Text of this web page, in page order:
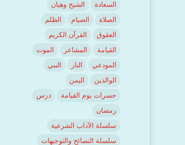
السعادة
الشيخ وهبان
الصلاة
الصيام
الظلم
العقوق
القرآن الكريم
القيامة
المشاعر
الموت
المودعي
النار
النبي
الوالدين
اليمن
حسرات يوم القيامة
درس
رمضان
سلسلة الآداب الشرعية
سلسلة النصائح والتوجيهات